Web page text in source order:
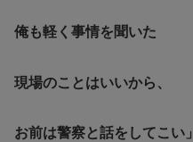
俺も軽く事情を聞いた
現場のことはいいから、
お前は警察と話をしてこい」